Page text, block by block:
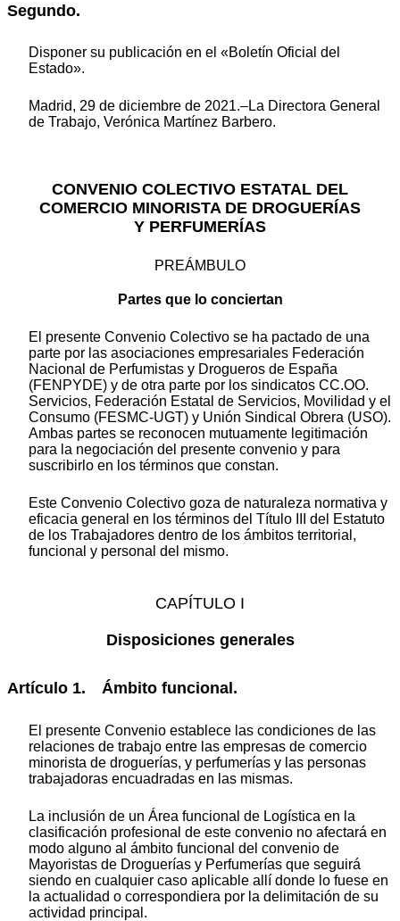
Segundo.
Disponer su publicación en el «Boletín Oficial del
Estado».
Madrid, 29 de diciembre de 2021.–La Directora General
de Trabajo, Verónica Martínez Barbero.
CONVENIO COLECTIVO ESTATAL DEL
COMERCIO MINORISTA DE DROGUERÍAS
Y PERFUMERÍAS
PREÁMBULO
Partes que lo conciertan
El presente Convenio Colectivo se ha pactado de una
parte por las asociaciones empresariales Federación
Nacional de Perfumistas y Drogueros de España
(FENPYDE) y de otra parte por los sindicatos CC.OO.
Servicios, Federación Estatal de Servicios, Movilidad y el
Consumo (FESMC-UGT) y Unión Sindical Obrera (USO).
Ambas partes se reconocen mutuamente legitimación
para la negociación del presente convenio y para
suscribirlo en los términos que constan.
Este Convenio Colectivo goza de naturaleza normativa y
eficacia general en los términos del Título III del Estatuto
de los Trabajadores dentro de los ámbitos territorial,
funcional y personal del mismo.
CAPÍTULO I
Disposiciones generales
Artículo 1. Ámbito funcional.
El presente Convenio establece las condiciones de las
relaciones de trabajo entre las empresas de comercio
minorista de droguerías, y perfumerías y las personas
trabajadoras encuadradas en las mismas.
La inclusión de un Área funcional de Logística en la
clasificación profesional de este convenio no afectará en
modo alguno al ámbito funcional del convenio de
Mayoristas de Droguerías y Perfumerías que seguirá
siendo en cualquier caso aplicable allí donde lo fuese en
la actualidad o correspondiera por la delimitación de su
actividad principal.